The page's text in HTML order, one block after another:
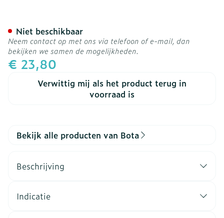
€ 23,80
Verwittig mij als het product terug in
voorraad is
Niet beschikbaar
Neem contact op met ons via telefoon of e-mail, dan
bekijken we samen de mogelijkheden.
Bekijk alle producten van Bota
Beschrijving
Indicatie